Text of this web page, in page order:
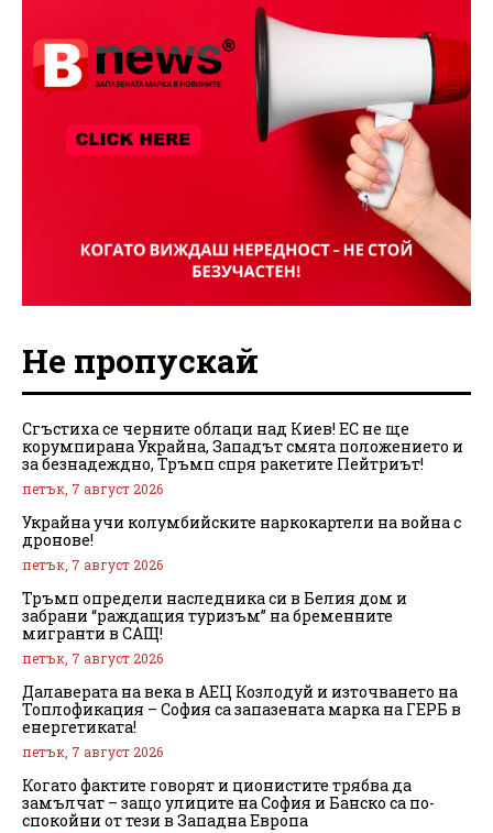
Не пропускай
Сгъстиха се черните облаци над Киев! ЕС не ще
корумпирана Украйна, Западът смята положението и
за безнадеждно, Тръмп спря ракетите Пейтриът!
петък, 7 август 2026
Украйна учи колумбийските наркокартели на война с
дронове!
петък, 7 август 2026
Тръмп определи наследника си в Белия дом и
забрани “раждащия туризъм” на бременните
мигранти в САЩ!
петък, 7 август 2026
Далаверата на века в АЕЦ Козлодуй и източването на
Топлофикация – София са запазената марка на ГЕРБ в
енергетиката!
петък, 7 август 2026
Когато фактите говорят и ционистите трябва да
замълчат – защо улиците на София и Банско са по-
спокойни от тези в Западна Европа